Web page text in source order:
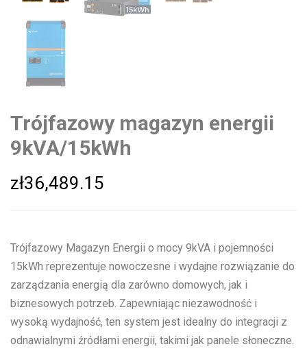
Trójfazowy magazyn energii
9kVA/15kWh
zł36,489.15
Trójfazowy Magazyn Energii o mocy 9kVA i pojemności
15kWh reprezentuje nowoczesne i wydajne rozwiązanie do
zarządzania energią dla zarówno domowych, jak i
biznesowych potrzeb. Zapewniając niezawodność i
wysoką wydajność, ten system jest idealny do integracji z
odnawialnymi źródłami energii, takimi jak panele słoneczne.